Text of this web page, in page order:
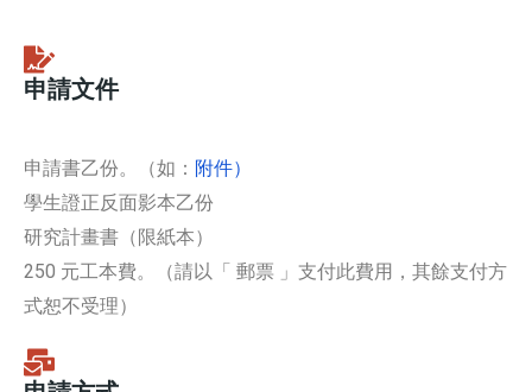
申請文件
申請書乙份。（如： 附件）
學生證正反面影本乙份
研究計畫書（限紙本）
250 元工本費。（請以「 郵票 」支付此費用，其餘支付方
式恕不受理）